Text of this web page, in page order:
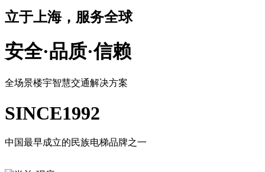
立于上海，服务全球
安全·品质·信赖
全场景楼宇智慧交通解决方案
SINCE1992
中国最早成立的民族电梯品牌之一